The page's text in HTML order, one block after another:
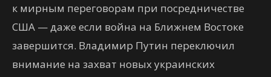
к мирным переговорам при посредничестве
США — даже если война на Ближнем Востоке
завершится. Владимир Путин переключил
внимание на захват новых украинских